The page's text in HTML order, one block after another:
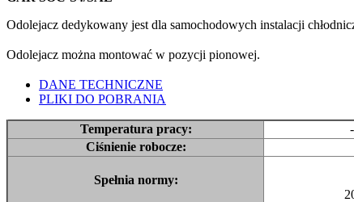
Odolejacz dedykowany jest dla samochodowych instalacji
Odolejacz można montować w pozycji pionowej.
DANE TECHNICZNE
PLIKI DO POBRANIA
Temperatura pracy:
Ciśnienie robocze:
Spełnia normy: